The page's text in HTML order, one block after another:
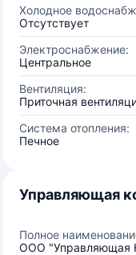
Холодное
Отсутствует
Электроснабжение:
Центральное
Вентиляция:
Приточная
Система отопления:
Печное
Управляющая
Полное
ООО "Управляющая